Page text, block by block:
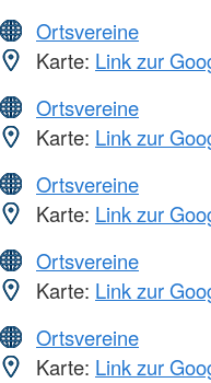
Ortsvereine
Karte: Link zur
Ortsvereine
Karte: Link zur
Ortsvereine
Karte: Link zur
Ortsvereine
Karte: Link zur
Ortsvereine
Karte: Link zur